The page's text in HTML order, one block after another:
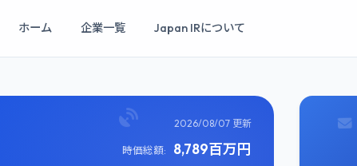
ホーム 企業一覧 Japan IRについて
2026/08/07 更新
時価総額: 8,789百万円